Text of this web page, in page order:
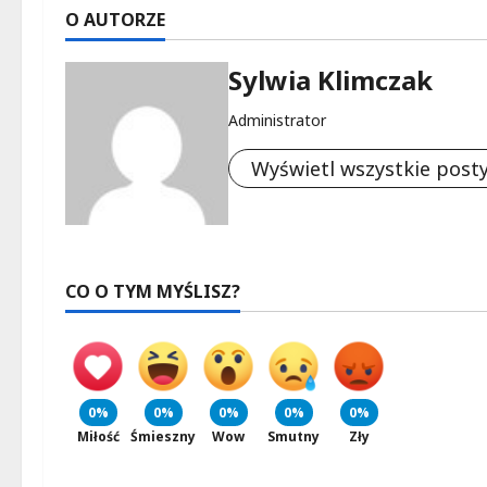
O AUTORZE
Sylwia Klimczak
Administrator
Wyświetl wszystkie
CO O TYM MYŚLISZ?
0%
Miłość
0%
Śmieszny
0%
Wow
0%
Smutny
0%
Zły